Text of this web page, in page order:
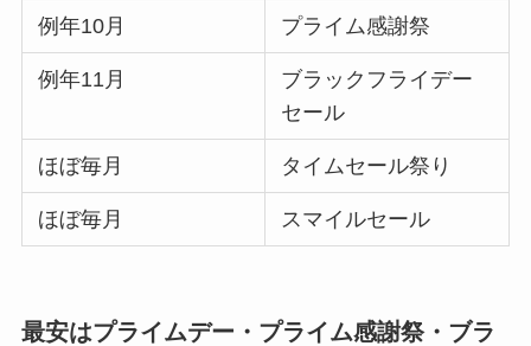
例年10月 プライム感謝祭
例年11月
ブラックフライデー
セール
ほぼ毎月 タイムセール祭り
ほぼ毎月 スマイルセール
最安はプライムデー・プライム感謝祭・ブラ